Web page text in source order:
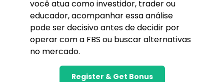
você atua como investidor, trader ou
educador, acompanhar essa análise
pode ser decisivo antes de decidir por
operar com a FBS ou buscar alternativas
no mercado.
Register & Get Bonus